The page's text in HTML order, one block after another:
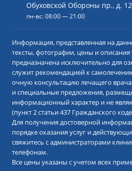
Обуховской Обороны пр., д.
пн-вс: 08:00 — 21:00
Информация, представленная на
тексты, фотографии, цены и описания
предназначена исключительно для
служит рекомендацией к
очную консультацию лечащего
и специальные предложения,
информационный характер и не
(пункт 2 статьи 437 Гражданского
Для получения достоверной
порядке оказания услуг и
свяжитесь с администраторами
телефонам.
Все цены указаны с учетом всех